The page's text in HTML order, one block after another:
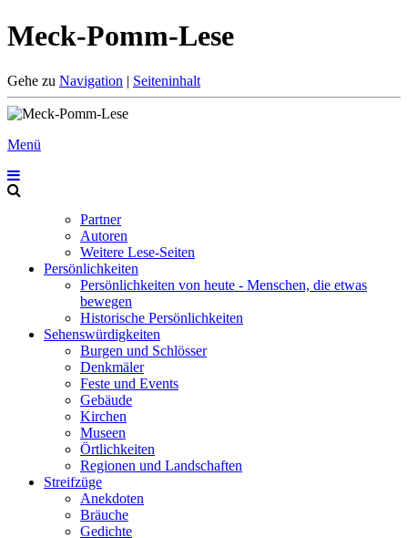
Meck-Pomm-Lese
Gehe zu Navigation | Seiteninhalt
Menü
Partner
Autoren
Weitere Lese-Seiten
Persönlichkeiten
Persönlichkeiten von heute - Menschen, die etwas
bewegen
Historische Persönlichkeiten
Sehenswürdigkeiten
Burgen und Schlösser
Denkmäler
Feste und Events
Gebäude
Kirchen
Museen
Örtlichkeiten
Regionen und Landschaften
Streifzüge
Anekdoten
Bräuche
Gedichte